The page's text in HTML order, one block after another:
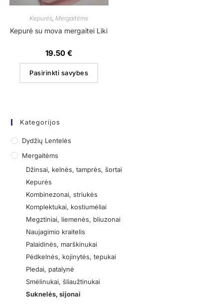
Kepurės Mergaitėms
Kepurė su mova mergaitei Liki
19.50€
Pasirinkti savybes
Kategorijos
Dydžių Lentelės
Mergaitėms
Džinsai, kelnės, tamprės, šortai
Kepurės
Kombinezonai, striukės
Komplektukai, kostiumėliai
Megztiniai, liemenės, bliuzonai
Naujagimio kraitelis
Palaidinės, marškinukai
Pėdkelnės, kojinytės, tepukai
Pledai, patalynė
Smėlinukai, šliaužtinukai
Suknelės, sijonai